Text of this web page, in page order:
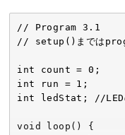
// Program 3.1
// setup()までは
int count = 0;
int run = 1;
int ledStat; //LEDの
void loop() {